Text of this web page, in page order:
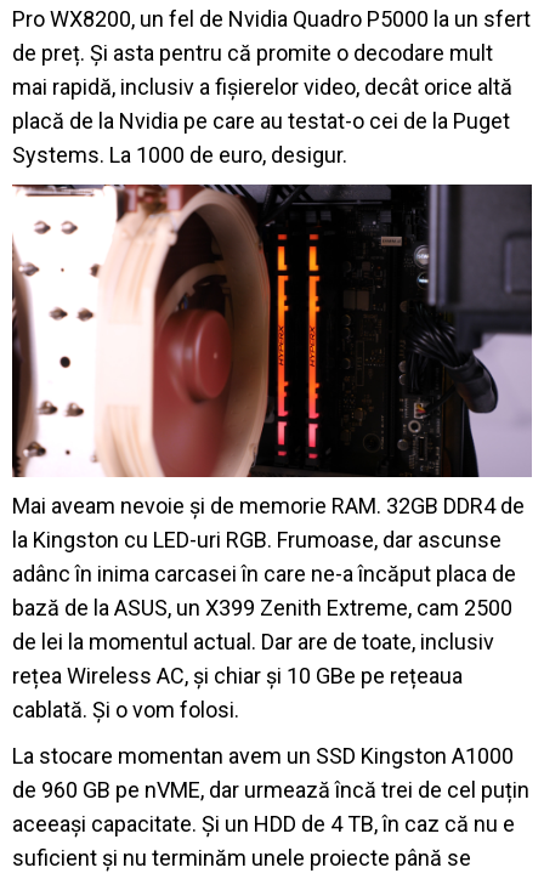
Pro WX8200, un fel de Nvidia Quadro P5000 la un sfert
de preț. Și asta pentru că promite o decodare mult
mai rapidă, inclusiv a fișierelor video, decât orice altă
placă de la Nvidia pe care au testat-o cei de la Puget
Systems. La 1000 de euro, desigur.
Mai aveam nevoie și de memorie RAM. 32GB DDR4 de
la Kingston cu LED-uri RGB. Frumoase, dar ascunse
adânc în inima carcasei în care ne-a încăput placa de
bază de la ASUS, un X399 Zenith Extreme, cam 2500
de lei la momentul actual. Dar are de toate, inclusiv
rețea Wireless AC, și chiar și 10 GBe pe rețeaua
cablată. Și o vom folosi.
La stocare momentan avem un SSD Kingston A1000
de 960 GB pe nVME, dar urmează încă trei de cel puțin
aceeași capacitate. Și un HDD de 4 TB, în caz că nu e
suficient și nu terminăm unele proiecte până se